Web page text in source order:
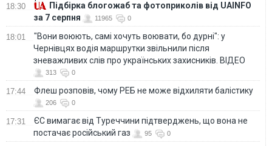
18:30
Підбірка блогожаб та фотоприколів від UAINFO
за 7 серпня
11965 0
18:01
"Вони воюють, самі хочуть воювати, бо дурні": у
Чернівцях водія маршрутки звільнили після
зневажливих слів про українських захисників. ВІДЕО
313 0
17:44 Флеш розповів, чому РЕБ не може відхиляти балістику
206 0
17:31
ЄС вимагає від Туреччини підтверджень, що вона не
постачає російський газ
95 0